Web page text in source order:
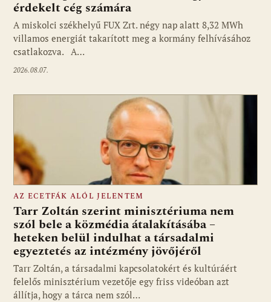
érdekelt cég számára
A miskolci székhelyű FUX Zrt. négy nap alatt 8,32 MWh
villamos energiát takarított meg a kormány felhívásához
csatlakozva. A…
2026.08.07.
Fotó: media1.hu
AZ ECETFÁK ALÓL JELENTEM
Tarr Zoltán szerint minisztériuma nem
szól bele a közmédia átalakításába –
heteken belül indulhat a társadalmi
egyeztetés az intézmény jövőjéről
Tarr Zoltán, a társadalmi kapcsolatokért és kultúráért
felelős minisztérium vezetője egy friss videóban azt
állítja, hogy a tárca nem szól…